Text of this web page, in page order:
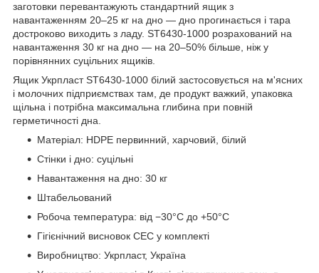
заготовки перевантажують стандартний ящик з
навантаженням 20–25 кг на дно — дно прогинається і тара
достроково виходить з ладу. ST6430-1000 розрахований на
навантаження 30 кг на дно — на 20–50% більше, ніж у
порівнянних суцільних ящиків.
Ящик Укрпласт ST6430-1000 білий застосовується на м'ясних
і молочних підприємствах там, де продукт важкий, упаковка
щільна і потрібна максимальна глибина при повній
герметичності дна.
Матеріал: HDPE первинний, харчовий, білий
Стінки і дно: суцільні
Навантаження на дно: 30 кг
Штабельований
Робоча температура: від −30°C до +50°C
Гігієнічний висновок СЕС у комплекті
Виробництво: Укрпласт, Україна